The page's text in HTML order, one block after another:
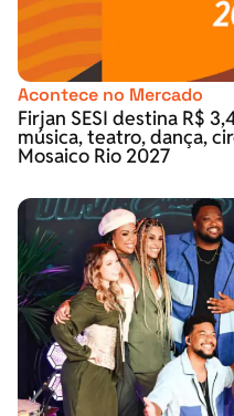
Acontece no Mercado
Firjan SESI destina R$
música, teatro, dança,
Mosaico Rio 2027